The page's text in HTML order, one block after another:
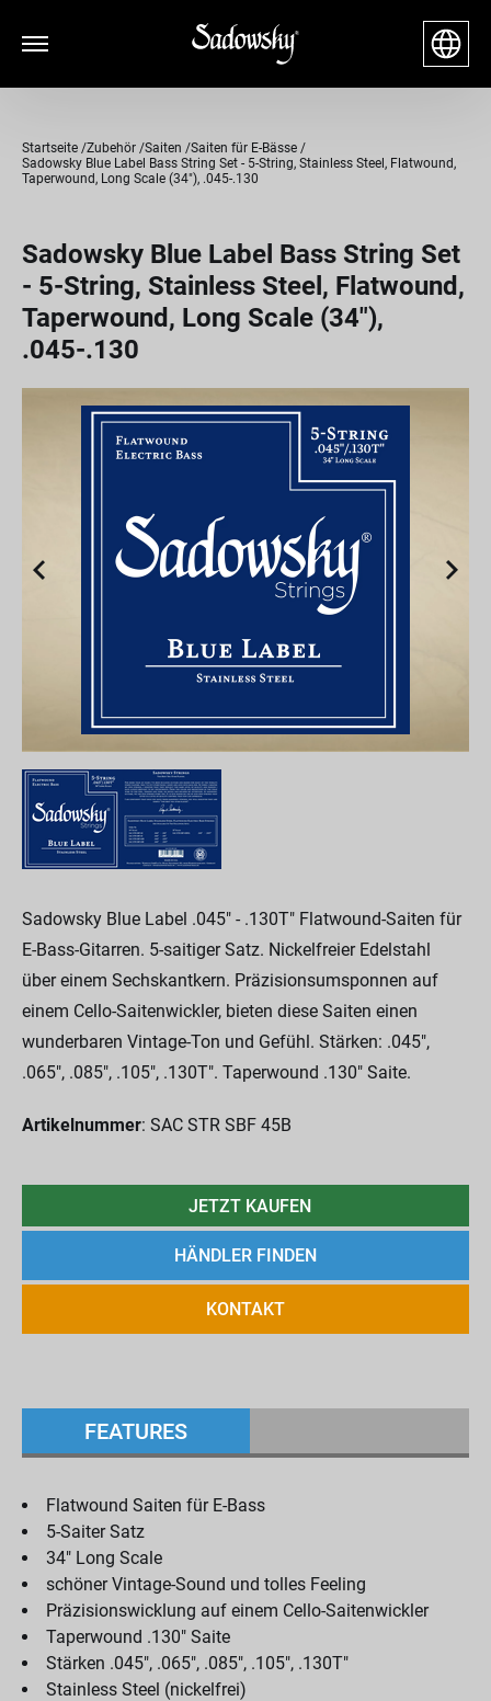
Startseite Zubehör Saiten
Saiten für E-Bässe
Sadowsky Blue Label Bass String Set - 5-String, Stainless Steel, Flatwound,
Taperwound, Long Scale (34"), .045-.130
Sadowsky Blue Label Bass String Set
- 5-String, Stainless Steel, Flatwound,
Taperwound, Long Scale (34"),
.045-.130
Sadowsky Blue Label .045" - .130T" Flatwound-Saiten für
E-Bass-Gitarren. 5-saitiger Satz. Nickelfreier Edelstahl
über einem Sechskantkern. Präzisionsumsponnen auf
einem Cello-Saitenwickler, bieten diese Saiten einen
wunderbaren Vintage-Ton und Gefühl. Stärken: .045",
.065", .085", .105", .130T". Taperwound .130" Saite.
Artikelnummer: SAC STR SBF 45B
JETZT KAUFEN
HÄNDLER FINDEN
KONTAKT
FEATURES
Flatwound Saiten für E-Bass
5-Saiter Satz
34" Long Scale
schöner Vintage-Sound und tolles Feeling
Präzisionswicklung auf einem Cello-Saitenwickler
Taperwound .130" Saite
Stärken .045", .065", .085", .105", .130T"
Stainless Steel (nickelfrei)